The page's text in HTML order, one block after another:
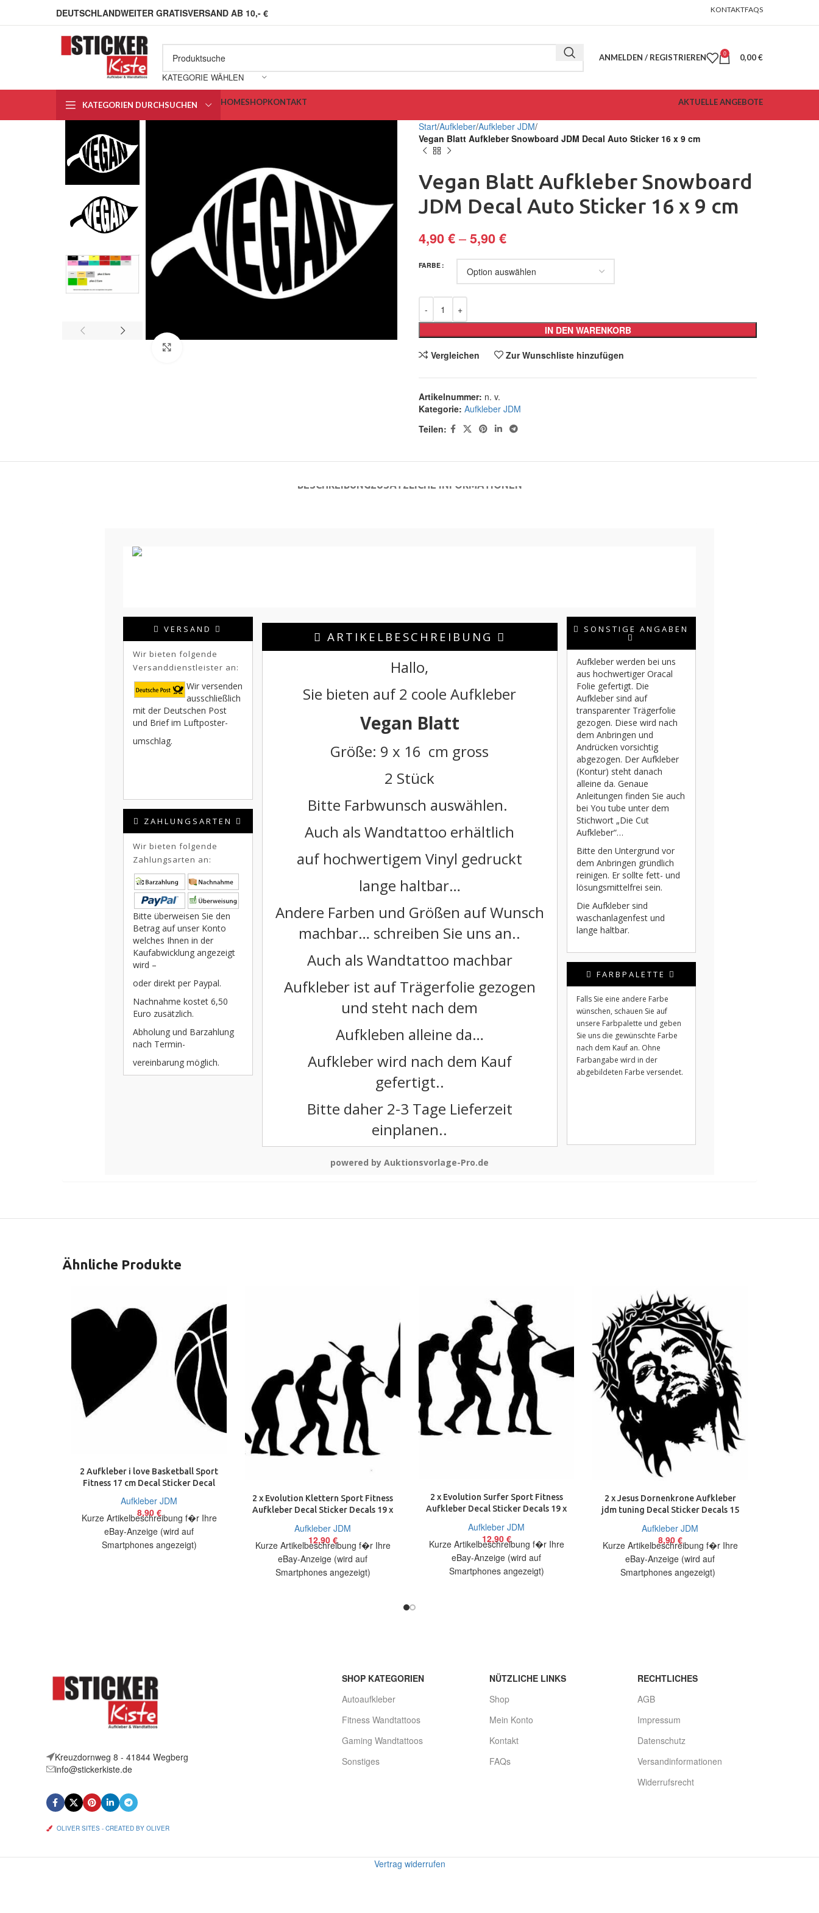
DEUTSCHLANDWEITER GRATISVERSAND AB 10,- € KONTAKTFAQS
KATEGORIE WÄHLEN
ANMELDEN / REGISTRIEREN 0 0,00€
KATEGORIEN DURCHSUCHEN HOMESHOPKONTAKT AKTUELLE ANGEBOTE
Start Aufkleber Aufkleber JDM
Vegan Blatt Aufkleber Snowboard JDM Decal Auto Sticker 16 x 9 cm
Vegan Blatt Aufkleber Snowboard
JDM Decal Auto Sticker 16 x 9 cm
4,90€–5,90€
FARBE
IN DEN WARENKORB
Vergleichen Zur Wunschliste hinzufügen
Artikelnummer: n. v.
Kategorie: Aufkleber JDM
Teilen:
BESCHREIBUNGZUSÄTZLICHE INFORMATIONEN
ARTIKELBESCHREIBUNG
Hallo,
Sie bieten auf 2 coole Aufkleber
Vegan Blatt
Größe: 9 x 16 cm gross
2 Stück
Bitte Farbwunsch auswählen.
Auch als Wandtattoo erhältlich
auf hochwertigem Vinyl gedruckt
lange haltbar…
Andere Farben und Größen auf Wunsch
machbar… schreiben Sie uns an..
Auch als Wandtattoo machbar
Aufkleber ist auf Trägerfolie gezogen
und steht nach dem
Aufkleben alleine da…
Aufkleber wird nach dem Kauf
gefertigt..
Bitte daher 2-3 Tage Lieferzeit
einplanen..
VERSAND
Wir bieten folgende
Versanddienstleister an:
Wir versenden
ausschließlich
mit der Deutschen Post
und Brief im Luftposter-
umschlag.
ZAHLUNGSARTEN
Wir bieten folgende
Zahlungsarten an:
Bitte überweisen Sie den
Betrag auf unser Konto
welches Ihnen in der
Kaufabwicklung angezeigt
wird –
oder direkt per Paypal.
Nachnahme kostet 6,50
Euro zusätzlich.
Abholung und Barzahlung
nach Termin-
vereinbarung möglich.
SONSTIGE ANGABEN
Aufkleber werden bei uns
aus hochwertiger Oracal
Folie gefertigt. Die
Aufkleber sind auf
transparenter Trägerfolie
gezogen. Diese wird nach
dem Anbringen und
Andrücken vorsichtig
abgezogen. Der Aufkleber
(Kontur) steht danach
alleine da. Genaue
Anleitungen finden Sie auch
bei You tube unter dem
Stichwort „Die Cut
Aufkleber“…
Bitte den Untergrund vor
dem Anbringen gründlich
reinigen. Er sollte fett- und
lösungsmittelfrei sein.
Die Aufkleber sind
waschanlagenfest und
lange haltbar.
FARBPALETTE
Falls Sie eine andere Farbe
wünschen, schauen Sie auf
unsere Farbpalette und geben
Sie uns die gewünschte Farbe
nach dem Kauf an. Ohne
Farbangabe wird in der
abgebildeten Farbe versendet.
powered by Auktionsvorlage-Pro.de
Ähnliche Produkte
2 Aufkleber i love Basketball Sport
Fitness 17 cm Decal Sticker Decal
Aufkleber JDM
8,90 €
Kurze Artikelbeschreibung f�r Ihre
eBay-Anzeige (wird auf
Smartphones angezeigt)
2 x Evolution Klettern Sport Fitness
Aufkleber Decal Sticker Decals 19 x
Aufkleber JDM
12,90 €
Kurze Artikelbeschreibung f�r Ihre
eBay-Anzeige (wird auf
Smartphones angezeigt)
2 x Evolution Surfer Sport Fitness
Aufkleber Decal Sticker Decals 19 x
Aufkleber JDM
12,90 €
Kurze Artikelbeschreibung f�r Ihre
eBay-Anzeige (wird auf
Smartphones angezeigt)
2 x Jesus Dornenkrone Aufkleber
jdm tuning Decal Sticker Decals 15
Aufkleber JDM
8,90 €
Kurze Artikelbeschreibung f�r Ihre
eBay-Anzeige (wird auf
Smartphones angezeigt)
Kreuzdornweg 8 - 41844 Wegberg
info@stickerkiste.de
OLIVER SITES - CREATED BY OLIVER
SHOP KATEGORIEN
Autoaufkleber
Fitness Wandtattoos
Gaming Wandtattoos
Sonstiges
NÜTZLICHE LINKS
Shop
Mein Konto
Kontakt
FAQs
RECHTLICHES
AGB
Impressum
Datenschutz
Versandinformationen
Widerrufsrecht
Vertrag widerrufen